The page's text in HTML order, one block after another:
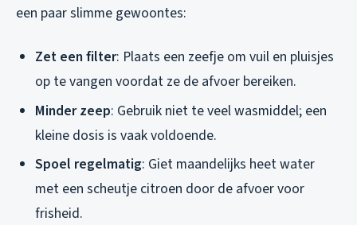
een paar slimme gewoontes:
Zet een filter: Plaats een zeefje om vuil en pluisjes
op te vangen voordat ze de afvoer bereiken.
Minder zeep: Gebruik niet te veel wasmiddel; een
kleine dosis is vaak voldoende.
Spoel regelmatig: Giet maandelijks heet water
met een scheutje citroen door de afvoer voor
frisheid.